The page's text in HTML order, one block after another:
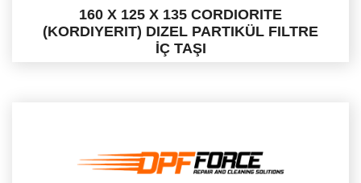
160 X 125 X 135 CORDIORITE
(KORDIYERIT) DIZEL PARTIKÜL FILTRE
İÇ TAŞI